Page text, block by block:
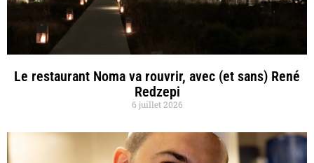
Le restaurant Noma va rouvrir, avec (et sans) René
Redzepi
6 juillet 2026